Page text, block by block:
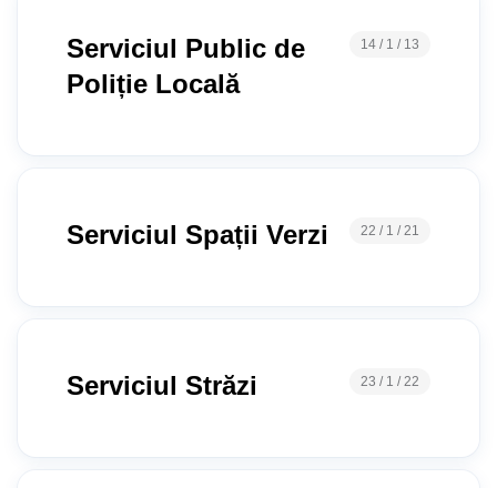
Serviciul Public de
Poliție Locală
14 / 1 / 13
Serviciul Spații Verzi 22 / 1 / 21
Serviciul Străzi 23 / 1 / 22